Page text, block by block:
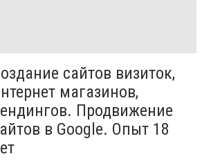
сайтов визиток,
магазинов,
Продвижение
в Google. Опыт 18